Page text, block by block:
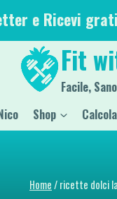
e Ricevi
Fit
Facile,
Shop
Home/ricette dolci